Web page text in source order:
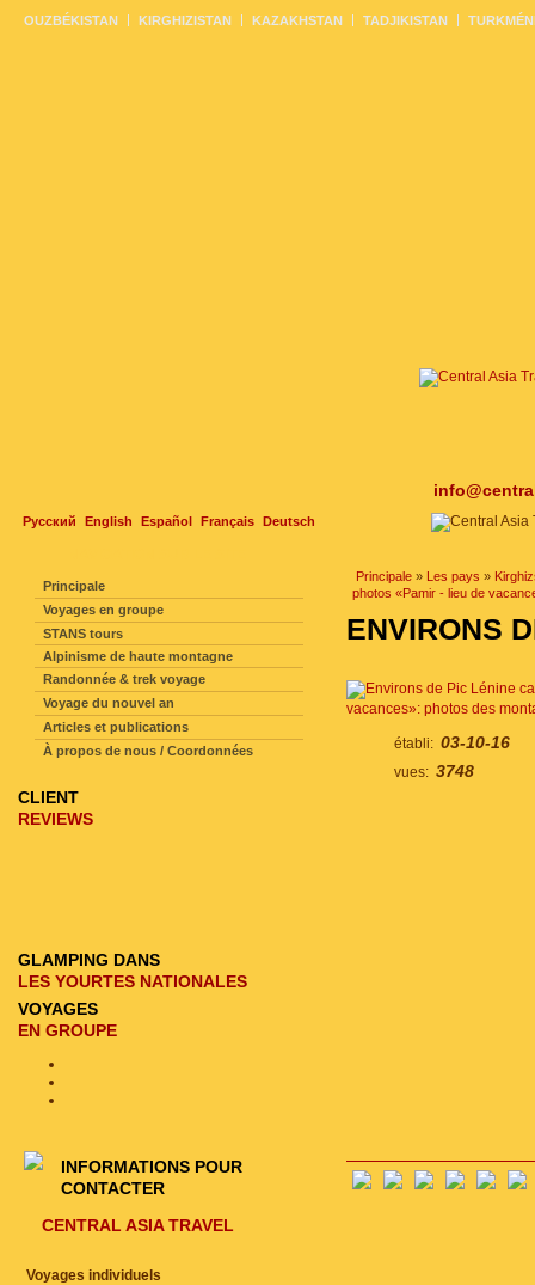
Русский English Español Français Deutsch
OUZBÉKISTAN KIRGHIZISTAN KAZAKHSTAN TADJIKISTAN
Principale » Les pays »
photos «Pamir - lieu de
ENVIRONS
vacances»: photos des
établi: 03-10-16
vues: 3748
Principale
Voyages en groupe
STANS tours
Alpinisme de haute montagne
Randonnée & trek voyage
Voyage du nouvel an
Articles et publications
À propos de nous / Coordonnées
CLIENT
REVIEWS
GLAMPING DANS
LES YOURTES NATIONALES
VOYAGES
EN GROUPE
INFORMATIONS POUR
CONTACTER
CENTRAL ASIA TRAVEL
Voyages individuels